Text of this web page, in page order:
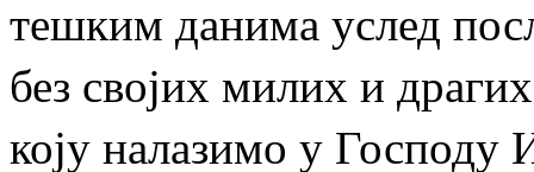
тешким данима услед
без својих милих и
коју налазимо у Господу